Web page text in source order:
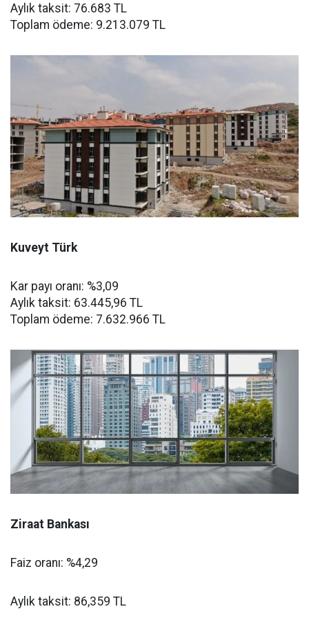
Aylık taksit: 76.683 TL
Toplam ödeme: 9.213.079 TL
Kuveyt Türk
Kar payı oranı: %3,09
Aylık taksit: 63.445,96 TL
Toplam ödeme: 7.632.966 TL
Ziraat Bankası
Faiz oranı: %4,29
Aylık taksit: 86,359 TL